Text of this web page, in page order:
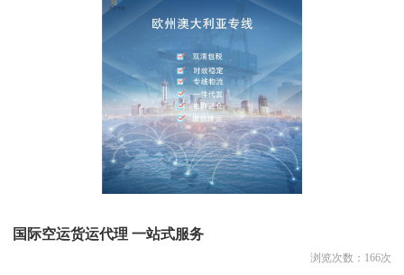
国际空运货运代理 一站式服务
浏览次数： 166次